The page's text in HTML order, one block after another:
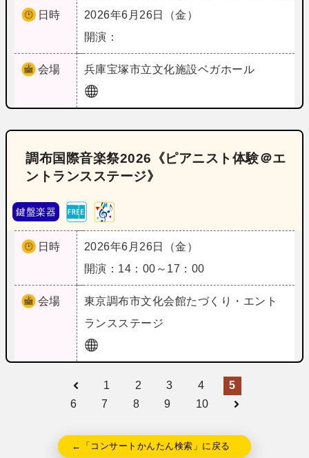
日時
2026年6月26日（金）
開演：
会場 兵庫宝塚市立文化施設ベガホール
調布国際音楽祭2026《ピアニスト体験＠エ
ントランスステージ》
鍵盤楽器
日時
2026年6月26日（金）
開演：14：00～17：00
会場 東京調布市文化会館たづくり・エント
ランスステージ
1 2 3 4
5
6
7 8 9 10
←「コンサートかんたん検索」に戻る